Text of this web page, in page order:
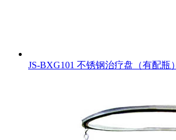
JS-BXG101 不锈钢治疗盘（有配瓶）